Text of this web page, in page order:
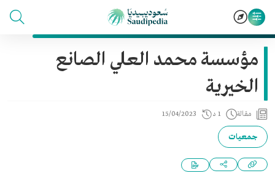
مؤسسة محمد العلي الصانع
الخيرية
مقالة 1 د 15/04/2023
جمعيات